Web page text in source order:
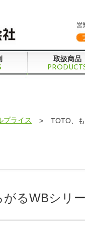
取扱商品
プライス > TOTO、
るWBシリ